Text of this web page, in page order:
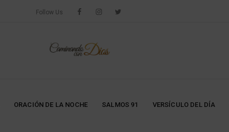
Follow Us
ORACIÓN DE LA NOCHE SALMOS 91 VERSÍCULO DEL DÍA